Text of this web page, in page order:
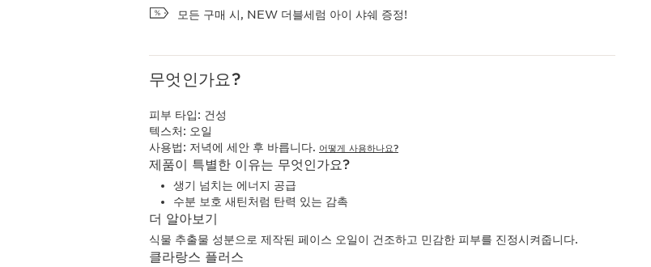
모든 구매 시, NEW 더블세럼 아이 샤쉐 증정!
무엇인가요?
피부 타입: 건성
텍스처: 오일
사용법: 저녁에 세안 후 바릅니다. 어떻게 사용하나요?
제품이 특별한 이유는 무엇인가요?
생기 넘치는 에너지 공급
수분 보호 새틴처럼 탄력 있는 감촉
더 알아보기
식물 추출물 성분으로 제작된 페이스 오일이 건조하고 민감한 피부를 진정시켜줍니다.
클라랑스 플러스